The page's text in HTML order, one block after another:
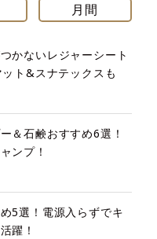
月間
かないレジャーシート
ト&スナテックスも
＆石鹸おすすめ6選！
ンプ！
5選！電源入らずでキ
躍！